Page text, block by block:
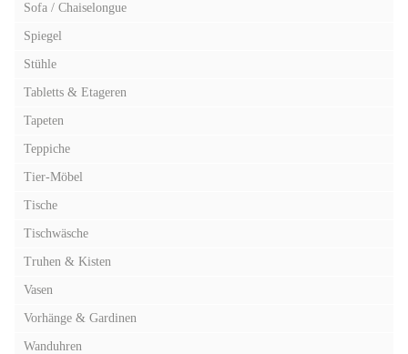
Sofa / Chaiselongue
Spiegel
Stühle
Tabletts & Etageren
Tapeten
Teppiche
Tier-Möbel
Tische
Tischwäsche
Truhen & Kisten
Vasen
Vorhänge & Gardinen
Wanduhren